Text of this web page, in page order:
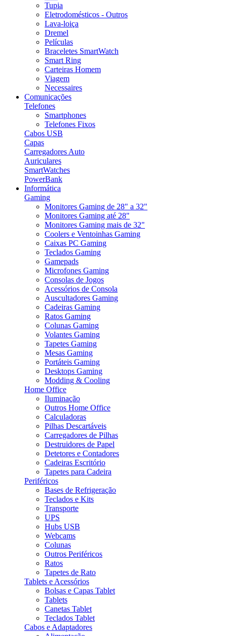
Tupia
Eletrodomésticos - Outros
Lava-loiça
Dremel
Películas
Braceletes SmartWatch
Smart Ring
Carteiras Homem
Viagem
Necessaires
Comunicações
Telefones
Smartphones
Telefones Fixos
Cabos USB
Capas
Carregadores Auto
Auriculares
SmartWatches
PowerBank
Informática
Gaming
Monitores Gaming de 28" a 32"
Monitores Gaming até 28"
Monitores Gaming mais de 32"
Coolers e Ventoinhas Gaming
Caixas PC Gaming
Teclados Gaming
Gamepads
Microfones Gaming
Consolas de Jogos
Acessórios de Consola
Auscultadores Gaming
Cadeiras Gaming
Ratos Gaming
Colunas Gaming
Volantes Gaming
Tapetes Gaming
Mesas Gaming
Portáteis Gaming
Desktops Gaming
Modding & Cooling
Home Office
Iluminação
Outros Home Office
Calculadoras
Pilhas Descartáveis
Carregadores de Pilhas
Destruidores de Papel
Detetores e Contadores
Cadeiras Escritório
Tapetes para Cadeira
Periféricos
Bases de Refrigeração
Teclados e Kits
Transporte
UPS
Hubs USB
Webcams
Colunas
Outros Periféricos
Ratos
Tapetes de Rato
Tablets e Acessórios
Bolsas e Capas Tablet
Tablets
Canetas Tablet
Teclados Tablet
Cabos e Adaptadores